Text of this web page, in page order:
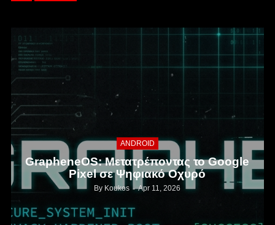
ANDROID
GrapheneOS: Μετατρέποντας το Google
Pixel σε Ψηφιακό Οχυρό
By Koukos Apr 11, 2026